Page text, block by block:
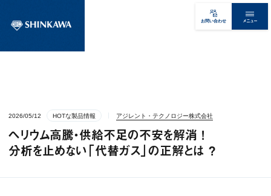
お問い合わせ メニュー
2026/05/12 HOTな製品情報 アジレント・テクノロジー株式会社
ヘリウム高騰・供給不足の不安を解消 !
分析を止めない「代替ガス」の正解とは ?